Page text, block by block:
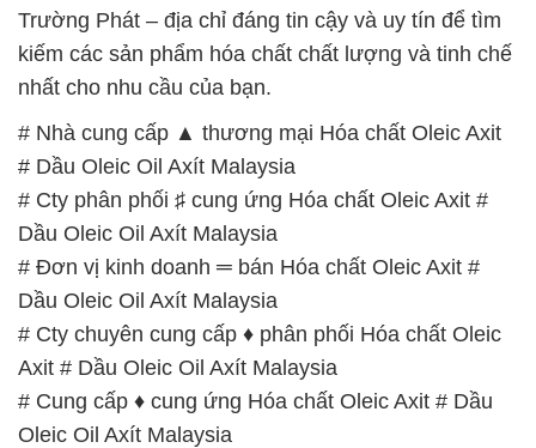
Trường Phát – địa chỉ đáng tin cậy và uy tín để tìm
kiếm các sản phẩm hóa chất chất lượng và tinh chế
nhất cho nhu cầu của bạn.
# Nhà cung cấp ▲ thương mại Hóa chất Oleic Axit
# Dầu Oleic Oil Axít Malaysia
# Cty phân phối ♯ cung ứng Hóa chất Oleic Axit #
Dầu Oleic Oil Axít Malaysia
# Đơn vị kinh doanh ═ bán Hóa chất Oleic Axit #
Dầu Oleic Oil Axít Malaysia
# Cty chuyên cung cấp ♦ phân phối Hóa chất Oleic
Axit # Dầu Oleic Oil Axít Malaysia
# Cung cấp ♦ cung ứng Hóa chất Oleic Axit # Dầu
Oleic Oil Axít Malaysia